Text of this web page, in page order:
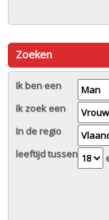
Zoeken
Ik ben een
Ik zoek een
In de regio
leeftijd tussen